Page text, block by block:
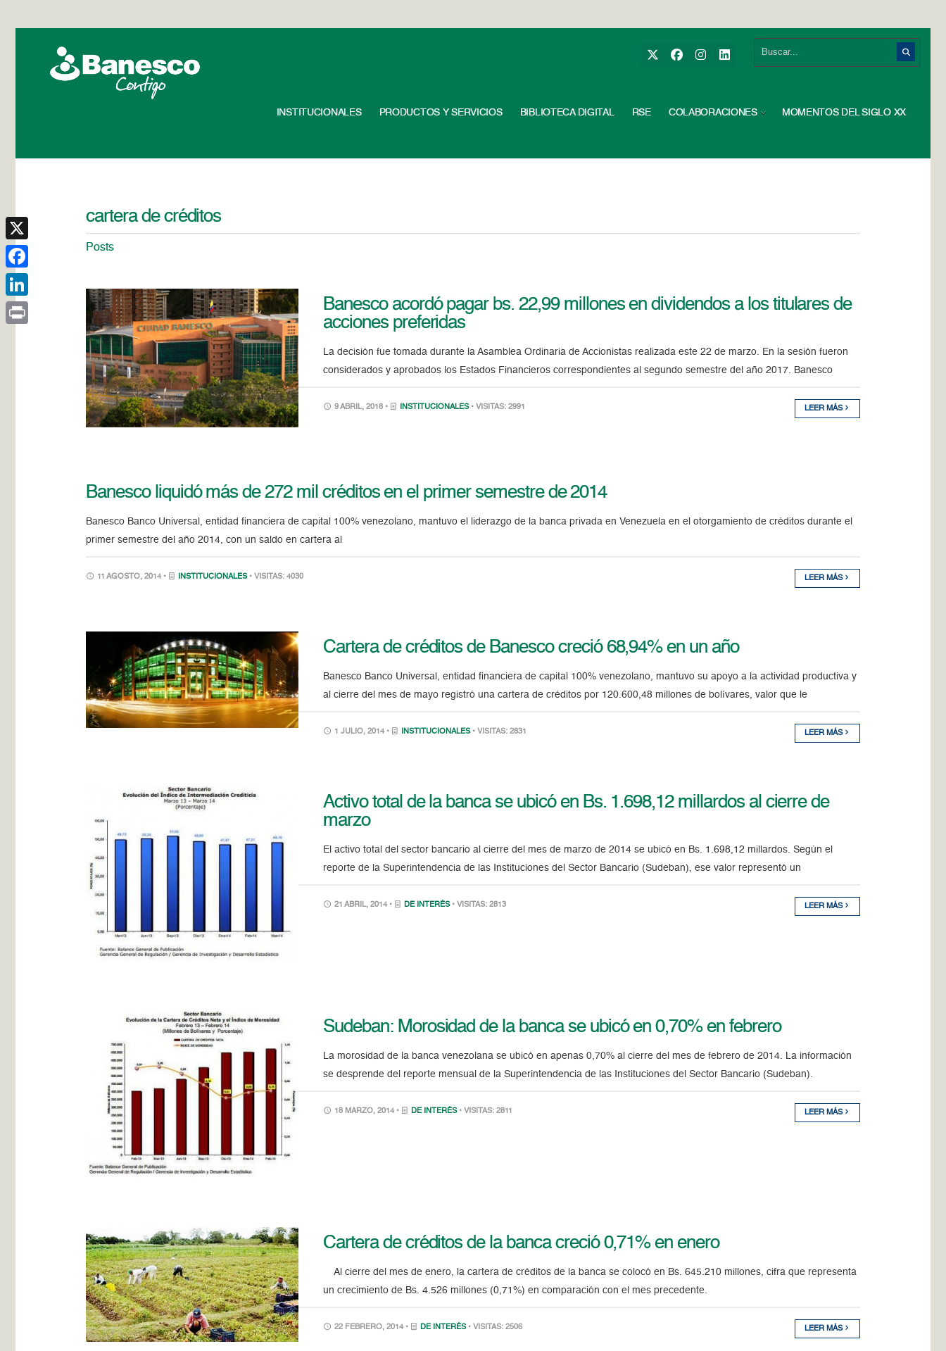
INSTITUCIONALES PRODUCTOS Y SERVICIOS BIBLIOTECA DIGITAL RSE COLABORACIONES MOMENTOS DEL SIGLO XX
cartera de créditos
Posts
Banesco acordó pagar bs. 22,99 millones en dividendos a los titulares de
acciones preferidas
La decisión fue tomada durante la Asamblea Ordinaria de Accionistas realizada este 22 de marzo. En la sesión fueron
considerados y aprobados los Estados Financieros correspondientes al segundo semestre del año 2017. Banesco
9 ABRIL, 2018 • INSTITUCIONALES • VISITAS: 2991 LEER MÁS
Banesco liquidó más de 272 mil créditos en el primer semestre de 2014
Banesco Banco Universal, entidad financiera de capital 100% venezolano, mantuvo el liderazgo de la banca privada en Venezuela en el otorgamiento de créditos durante el
primer semestre del año 2014, con un saldo en cartera al
11 AGOSTO, 2014 • INSTITUCIONALES • VISITAS: 4030 LEER MÁS
Cartera de créditos de Banesco creció 68,94% en un año
Banesco Banco Universal, entidad financiera de capital 100% venezolano, mantuvo su apoyo a la actividad productiva y
al cierre del mes de mayo registró una cartera de créditos por 120.600,48 millones de bolívares, valor que le
1 JULIO, 2014 • INSTITUCIONALES • VISITAS: 2831 LEER MÁS
Activo total de la banca se ubicó en Bs. 1.698,12 millardos al cierre de
marzo
El activo total del sector bancario al cierre del mes de marzo de 2014 se ubicó en Bs. 1.698,12 millardos. Según el
reporte de la Superintendencia de las Instituciones del Sector Bancario (Sudeban), ese valor representó un
21 ABRIL, 2014 • DE INTERÉS • VISITAS: 2813 LEER MÁS
Sudeban: Morosidad de la banca se ubicó en 0,70% en febrero
La morosidad de la banca venezolana se ubicó en apenas 0,70% al cierre del mes de febrero de 2014. La información
se desprende del reporte mensual de la Superintendencia de las Instituciones del Sector Bancario (Sudeban).
18 MARZO, 2014 • DE INTERÉS • VISITAS: 2811 LEER MÁS
Cartera de créditos de la banca creció 0,71% en enero
Al cierre del mes de enero, la cartera de créditos de la banca se colocó en Bs. 645.210 millones, cifra que representa
un crecimiento de Bs. 4.526 millones (0,71%) en comparación con el mes precedente.
22 FEBRERO, 2014 • DE INTERÉS • VISITAS: 2506 LEER MÁS
X
Facebook
LinkedIn